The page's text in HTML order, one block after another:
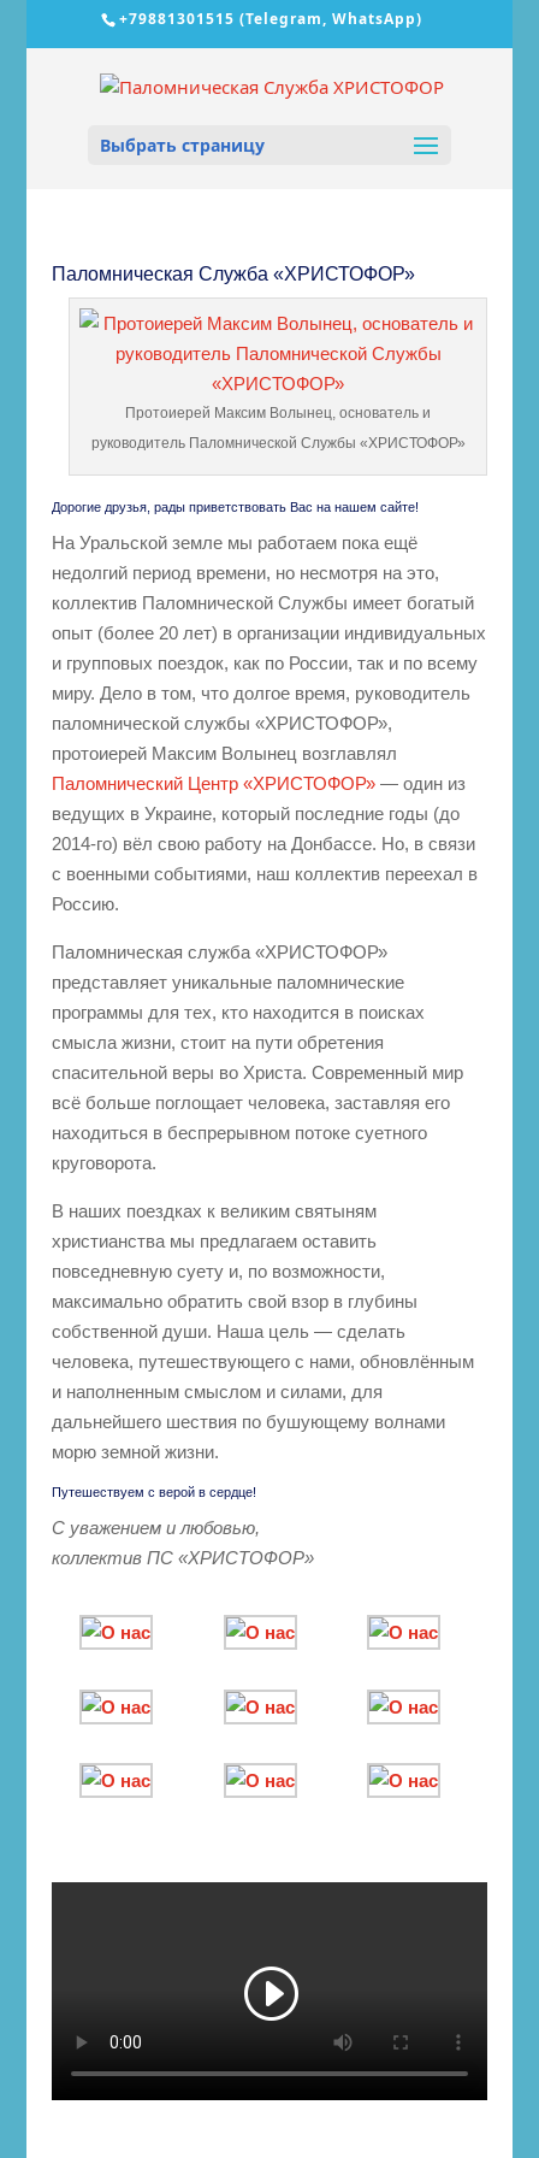
‎+79881301515 (Telegram, WhatsApp)
Выбрать страницу
Паломническая Служба «ХРИСТОФОР»
Протоиерей Максим Волынец, основатель и
руководитель Паломнической Службы «ХРИСТОФОР»
Дорогие друзья, рады приветствовать Вас на нашем сайте!
На Уральской земле мы работаем пока ещё
недолгий период времени, но несмотря на это,
коллектив Паломнической Службы имеет богатый
опыт (более 20 лет) в организации индивидуальных
и групповых поездок, как по России, так и по всему
миру. Дело в том, что долгое время, руководитель
паломнической службы «ХРИСТОФОР»,
протоиерей Максим Волынец возглавлял
Паломнический Центр «ХРИСТОФОР»— один из
ведущих в Украине, который последние годы (до
2014-го) вёл свою работу на Донбассе. Но, в связи
с военными событиями, наш коллектив переехал в
Россию.
Паломническая служба «ХРИСТОФОР»
представляет уникальные паломнические
программы для тех, кто находится в поисках
смысла жизни, стоит на пути обретения
спасительной веры во Христа. Современный мир
всё больше поглощает человека, заставляя его
находиться в беспрерывном потоке суетного
круговорота.
В наших поездках к великим святыням
христианства мы предлагаем оставить
повседневную суету и, по возможности,
максимально обратить свой взор в глубины
собственной души. Наша цель — сделать
человека, путешествующего с нами, обновлённым
и наполненным смыслом и силами, для
дальнейшего шествия по бушующему волнами
морю земной жизни.
Путешествуем с верой в сердце!
С уважением и любовью,
коллектив ПС «ХРИСТОФОР»